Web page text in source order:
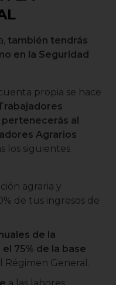
también tendrás
en la Seguridad
propia se hace
pertenecerás al
Agrarios
los siguientes
agraria y
de tus ingresos de
de la
75% de la base
Régimen General.